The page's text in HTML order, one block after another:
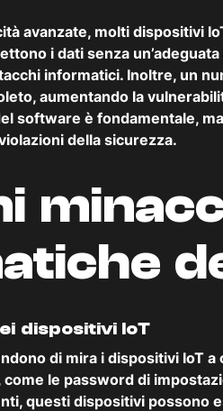
avanzate, molti dispositivi
i dati senza
informatici. Inoltre, un
aumentando la
software è fondamentale,
della sicurezza.
dispositivi IoT
di mira i dispositivi IoT
le password di
questi dispositivi possono